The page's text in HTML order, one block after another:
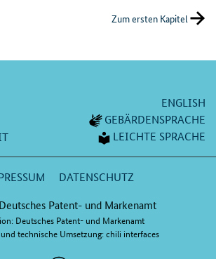
Zum ersten Kapitel
ENGLISH
GEBÄRDENSPRACHE
LEICHTE SPRACHE
Patent- und Markenamt
Deutsches Patent- und Markenamt
technische Umsetzung: chili interfaces
DATENSCHUTZ